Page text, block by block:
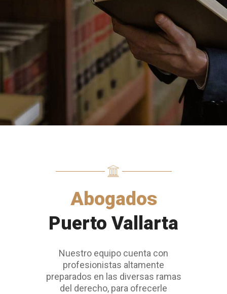
Abogados
Puerto Vallarta
Nuestro equipo cuenta con
profesionistas altamente
preparados en las diversas ramas
del derecho, para ofrecerle